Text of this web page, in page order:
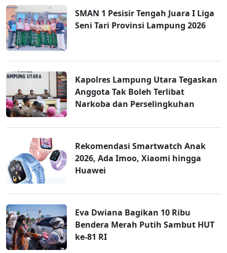
SMAN 1 Pesisir Tengah Juara I Liga
Seni Tari Provinsi Lampung 2026
Kapolres Lampung Utara Tegaskan
Anggota Tak Boleh Terlibat
Narkoba dan Perselingkuhan
Rekomendasi Smartwatch Anak
2026, Ada Imoo, Xiaomi hingga
Huawei
Eva Dwiana Bagikan 10 Ribu
Bendera Merah Putih Sambut HUT
ke-81 RI